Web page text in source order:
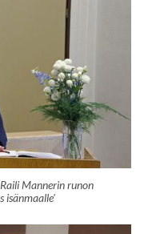
Mannerin runon
isänmaalle'